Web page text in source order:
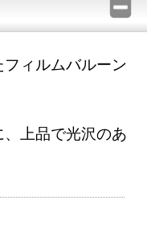
ィルムバルーン
上品で光沢のあ